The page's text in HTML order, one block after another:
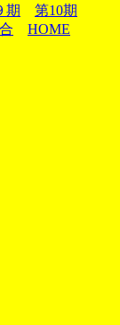
期
第10期
HOME